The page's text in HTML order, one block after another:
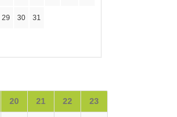
29 30 31
20 21 22 23